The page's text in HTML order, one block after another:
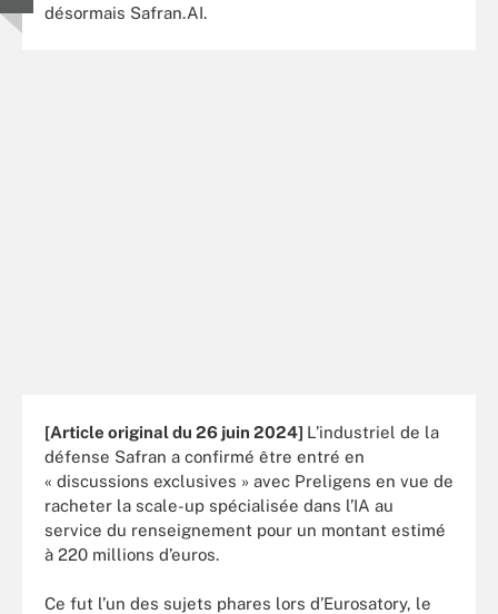
désormais Safran.AI.
[Article original du 26 juin 2024] L’industriel de la
défense Safran a confirmé être entré en
« discussions exclusives » avec Preligens en vue de
racheter la scale-up spécialisée dans l’IA au
service du renseignement pour un montant estimé
à 220 millions d’euros.
Ce fut l’un des sujets phares lors d’Eurosatory, le